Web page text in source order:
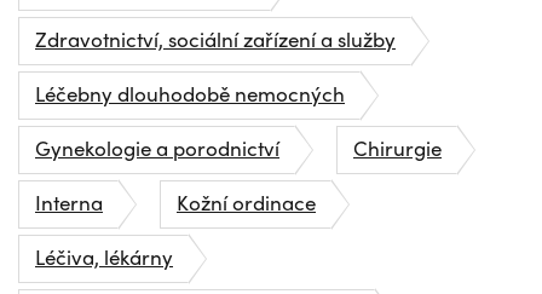
Zdravotnictví, sociální zařízení a služby
Léčebny dlouhodobě nemocných
Gynekologie a porodnictví
Chirurgie
Interna
Kožní ordinace
Léčiva, lékárny